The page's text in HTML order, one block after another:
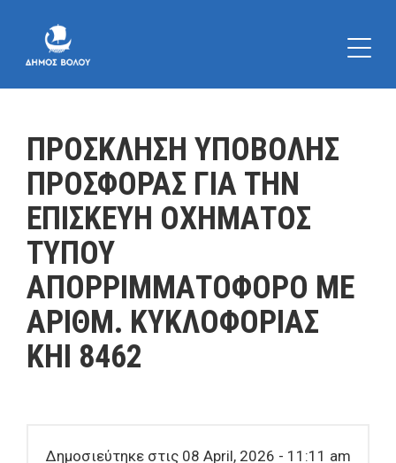
ΠΡΟΣΚΛΗΣΗ ΥΠΟΒΟΛΗΣ
ΠΡΟΣΦΟΡΑΣ ΓΙΑ ΤΗΝ
ΕΠΙΣΚΕΥΗ ΟΧΗΜΑΤΟΣ
ΤΥΠΟΥ
ΑΠΟΡΡΙΜΜΑΤΟΦΟΡΟ ΜΕ
ΑΡΙΘΜ. ΚΥΚΛΟΦΟΡΙΑΣ
ΚΗΙ 8462
Δημοσιεύτηκε στις 08 April, 2026 - 11:11 am